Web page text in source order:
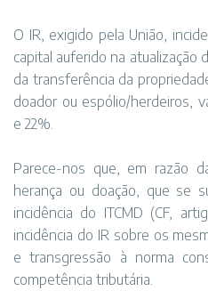
O IR, exigido pela União,
capital auferido na atualização
da transferência da
doador ou espólio/herdeiros,
e 22%.
Parece-nos que, em razão
herança ou doação, que se
incidência do ITCMD (CF,
incidência do IR sobre os
e transgressão à norma
competência tributária.